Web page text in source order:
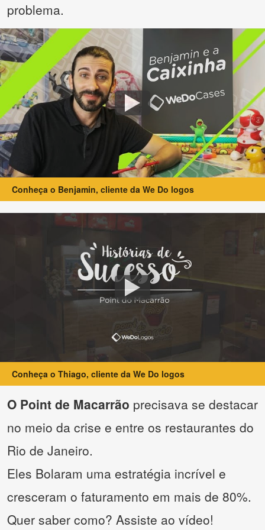
problema.
Conheça o Benjamin, cliente da We Do logos
Conheça o Thiago, cliente da We Do logos
O Point de Macarrão precisava se destacar
no meio da crise e entre os restaurantes do
Rio de Janeiro.
Eles Bolaram uma estratégia incrível e
cresceram o faturamento em mais de 80%.
Quer saber como? Assiste ao vídeo!